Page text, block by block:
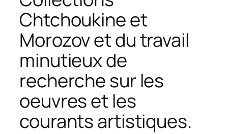
Chtchoukine et
Morozov et du travail
minutieux de
recherche sur les
oeuvres et les
courants artistiques.